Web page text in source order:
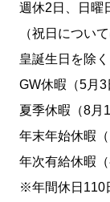
週休2日、日曜
（祝日につい
皇誕生日を除く
GW休暇（5月3
夏季休暇（8月
年末年始休暇
年次有給休暇（
※年間休日110